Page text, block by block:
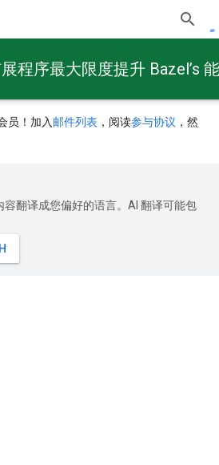
程序最大限度提升 Bazel’s
员！加入 邮件列表 ，阅读参与协议 ，然
容翻译成您偏好的语言。AI 翻译可能包